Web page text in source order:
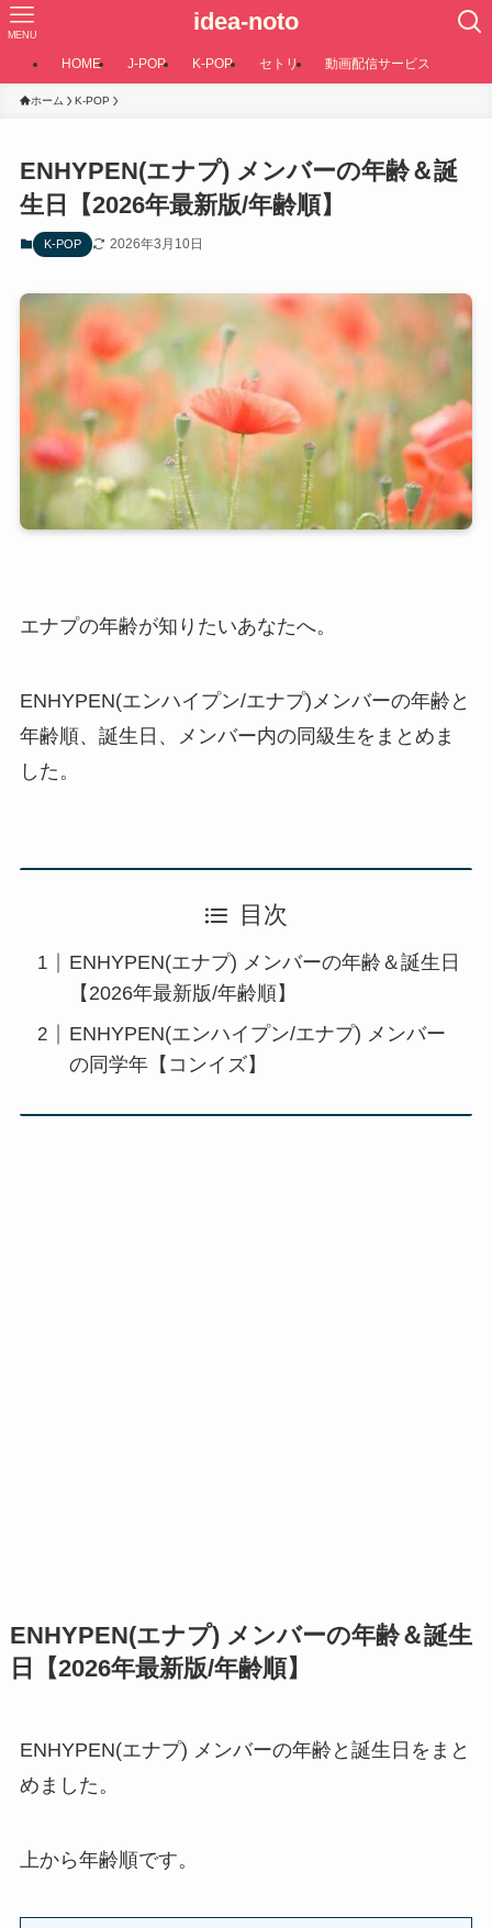
idea-noto
MENU
HOME J-POP K-POP セトリ 動画配信サービス
ホーム K-POP
ENHYPEN(エナプ) メンバーの年齢＆誕
生日【2026年最新版/年齢順】
K-POP 2026年3月10日
エナプの年齢が知りたいあなたへ。
ENHYPEN(エンハイプン/エナプ)メンバーの年齢と
年齢順、誕生日、メンバー内の同級生をまとめま
した。
目次
ENHYPEN(エナプ) メンバーの年齢＆誕生日
【2026年最新版/年齢順】
ENHYPEN(エンハイプン/エナプ) メンバー
の同学年【コンイズ】
ENHYPEN(エナプ) メンバーの年齢＆誕生
日【2026年最新版/年齢順】
ENHYPEN(エナプ) メンバーの年齢と誕生日をまと
めました。
上から年齢順です。